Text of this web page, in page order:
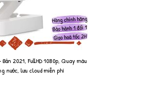
2021, FullHD 1080p, Quay màu
nước, lưu cloud miễn phí